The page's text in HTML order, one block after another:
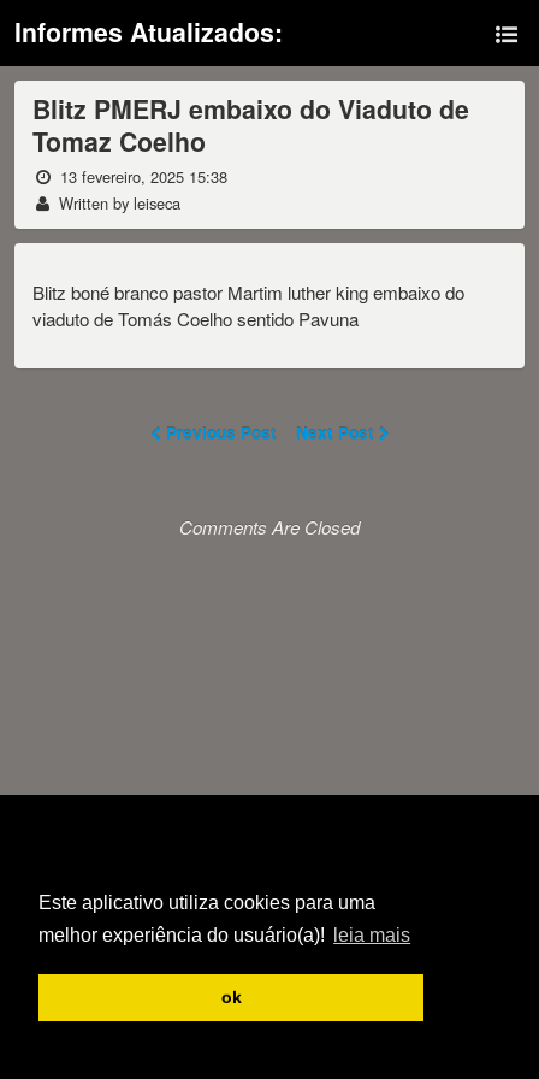
Este aplicativo utiliza cookies para uma
melhor experiência do usuário(a)!
leia mais
ok
Informes Atualizados:
Blitz PMERJ embaixo do Viaduto de
Tomaz Coelho
13 fevereiro, 2025 15:38
Written by leiseca
Blitz boné branco pastor Martim luther king embaixo do
viaduto de Tomás Coelho sentido Pavuna
Previous Post Next Post
Comments Are Closed